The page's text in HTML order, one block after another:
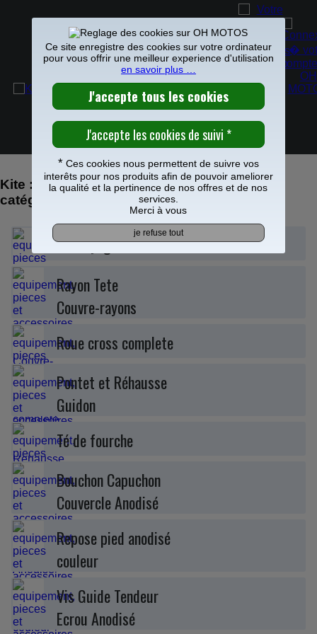
Frais de port offerts à partir de 49€
KITE SPÉCIALISTE DU MOTOCROSS
Une marque utilisée par les plus grand pilotes et
notamment les pilotes KTM tRed Bull
Kite : retrouvez vos produits dans nos
catégories
Embrayage
Rayon Tete
Couvre-rayons
Roue cross complete
Pontet et Réhausse
Guidon
Té de fourche
Bouchon Capuchon
Couvercle Anodisé
Repose pied anodisé
couleur
Vis Guide Tendeur
Ecrou Anodisé
Ce site enregistre des cookies sur votre ordinateur
pour vous offrir une meilleur experience d'utilisation
en savoir plus …
*Ces cookies nous permettent de suivre vos
interêts pour nos produits afin de pouvoir ameliorer
la qualité et la pertinence de nos offres et de nos
services.
Merci à vous